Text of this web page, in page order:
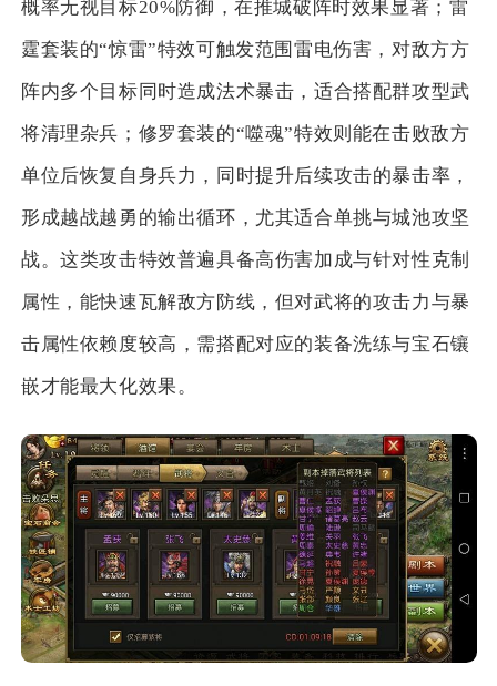
概率无视目标20%防御，在推城破阵时效果显著；雷
霆套装的“惊雷”特效可触发范围雷电伤害，对敌方方
阵内多个目标同时造成法术暴击，适合搭配群攻型武
将清理杂兵；修罗套装的“噬魂”特效则能在击败敌方
单位后恢复自身兵力，同时提升后续攻击的暴击率，
形成越战越勇的输出循环，尤其适合单挑与城池攻坚
战。这类攻击特效普遍具备高伤害加成与针对性克制
属性，能快速瓦解敌方防线，但对武将的攻击力与暴
击属性依赖度较高，需搭配对应的装备洗练与宝石镶
嵌才能最大化效果。